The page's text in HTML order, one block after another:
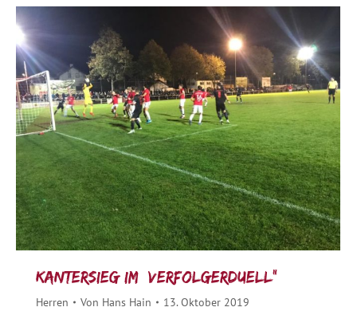
Kantersieg im „Verfolgerduell“
Herren Von Hans Hain 13. Oktober 2019